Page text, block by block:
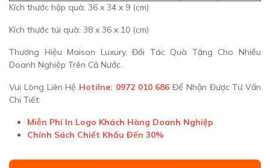
Kích thước hộp quà: 36 x 34 x 9 (cm)
Kích thước túi quà: 38 x 36 x 10 (cm)
Thương Hiệu Maison Luxury, Đối Tác Quà Tặng Cho Nhiều
Doanh Nghiệp Trên Cả Nước.
Vui Lòng Liên Hệ Hotilne: 0972 010 686 Để Nhận Được Tư Vấn
Chi Tiết:
Miễn Phí In Logo Khách Hàng Doanh Nghiệp
Chính Sách Chiết Khấu Đến 30%